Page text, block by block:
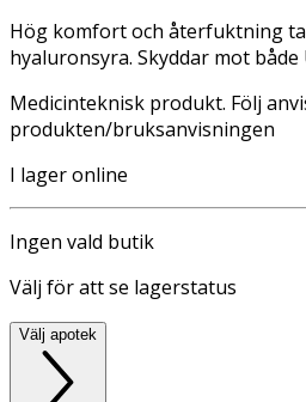
Hög komfort och återfuktning
hyaluronsyra. Skyddar mot
Medicinteknisk produkt. Följ
produkten/bruksanvisningen
I lager online
Ingen vald butik
Välj för att se lagerstatus
Välj apotek